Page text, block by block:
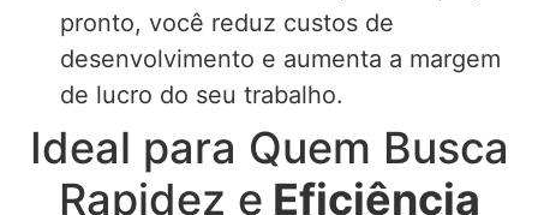
pronto, você reduz custos de
desenvolvimento e aumenta a margem
de lucro do seu trabalho.
Ideal para Quem Busca
Rapidez e Eficiência